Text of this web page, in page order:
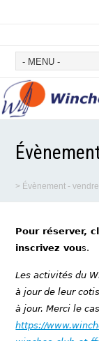
> Évènement -
Pour réserver,
inscrivez vous.
Les activités du
à jour de leur
à jour. Merci le
https://